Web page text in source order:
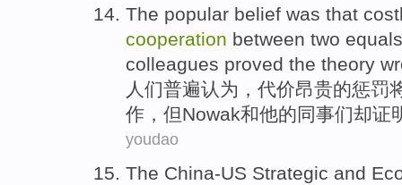
The popular belief was that
cooperation between two equals
colleagues proved the theory
人们普遍认为， 代价昂贵的惩罚
作 ， 但Nowak和他的同事们却证
youdao
The China-US Strategic and